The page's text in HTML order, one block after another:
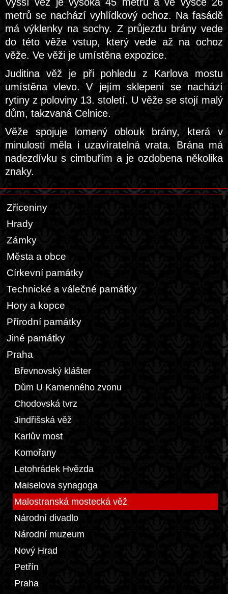
metrů se nachází vyhlídkový ochoz. Na fasádě
má výklenky na sochy. Z průjezdu brány vede
do této věže vstup, který vede až na ochoz
věže. Ve věži je umístěna expozice.
Juditina věž je při pohledu z Karlova mostu
umístěna vlevo. V jejím sklepení se nachází
rytiny z poloviny 13. století. U věže se stojí malý
dům, takzvaná Celnice.
Věže spojuje lomený oblouk brány, která v
minulosti měla i uzavíratelná vrata. Brána má
nadezdívku s cimbuřím a je ozdobena několika
znaky.
Zříceniny
Hrady
Zámky
Města a obce
Církevní památky
Technické a válečné památky
Hory a kopce
Přírodní památky
Jiné památky
Praha
Břevnovský klášter
Dům U Kamenného zvonu
Chodovská tvrz
Jindřišská věž
Karlův most
Komořany
Letohrádek Hvězda
Maiselova synagoga
Malostranská mostecká věž
Národní divadlo
Národní muzeum
Nový Hrad
Petřín
Praha